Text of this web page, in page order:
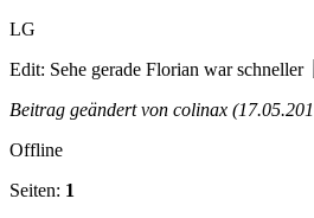
LG
Edit: Sehe gerade Florian war schneller
Beitrag geändert von colinax
Offline
Seiten: 1